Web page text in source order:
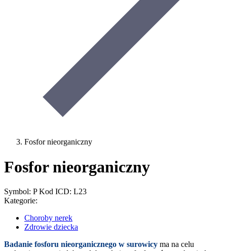
Fosfor nieorganiczny
Fosfor nieorganiczny
Symbol: PKod ICD: L23
Kategorie:
Choroby nerek
Zdrowie dziecka
Badanie fosforu nieorganicznego w surowicy ma na celu